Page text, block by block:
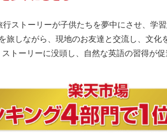
ストーリーが子供たちを夢中にさせ、学
旅しながら、現地のお友達と交流し、文化
トーリーに没頭し、自然な英語の習得が促